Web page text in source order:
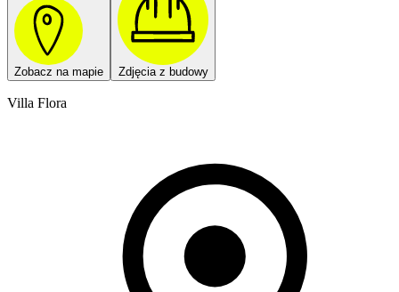
Zobacz na mapie Zdjęcia z budowy
Villa Flora